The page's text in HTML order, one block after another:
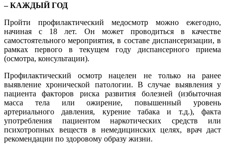
– КАЖДЫЙ ГОД
Пройти профилактический медосмотр можно ежегодно,
начиная с 18 лет. Он может проводиться в качестве
самостоятельного мероприятия, в составе диспансеризации, в
рамках первого в текущем году диспансерного приема
(осмотра, консультации).
Профилактический осмотр нацелен не только на ранее
выявление хронической патологии. В случае выявления у
пациента факторов риска развития болезней (избыточная
масса тела или ожирение, повышенный уровень
артериального давления, курение табака и т.д.), факта
употребления пациентом наркотических средств или
психотропных веществ в немедицинских целях, врач даст
рекомендации по здоровому образу жизни.